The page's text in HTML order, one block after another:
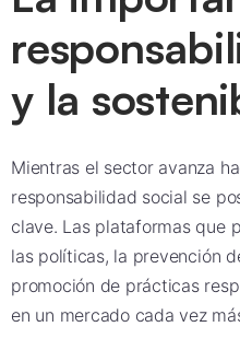
y la
Mientras el sector avanza
responsabilidad social se
clave. Las plataformas que
las políticas, la prevención
promoción de prácticas
en un mercado cada vez